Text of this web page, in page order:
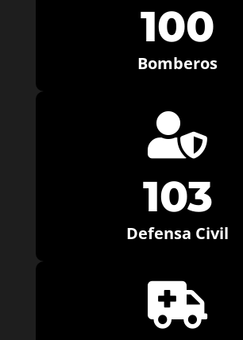
100
Bomberos

103
Defensa Civil
